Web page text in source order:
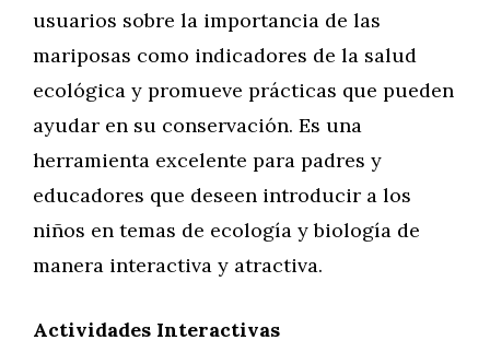
usuarios sobre la importancia de las
mariposas como indicadores de la salud
ecológica y promueve prácticas que pueden
ayudar en su conservación. Es una
herramienta excelente para padres y
educadores que deseen introducir a los
niños en temas de ecología y biología de
manera interactiva y atractiva.
Actividades Interactivas